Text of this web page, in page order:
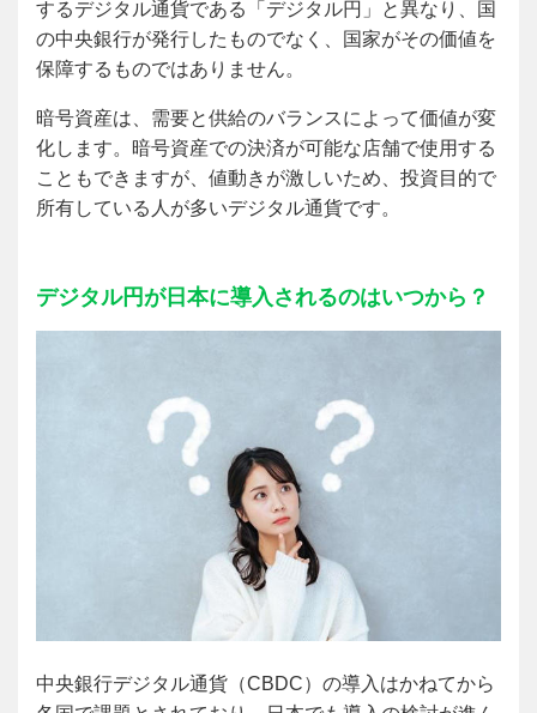
するデジタル通貨である「デジタル円」と異なり、国
の中央銀行が発行したものでなく、国家がその価値を
保障するものではありません。
暗号資産は、需要と供給のバランスによって価値が変
化します。暗号資産での決済が可能な店舗で使用する
こともできますが、値動きが激しいため、投資目的で
所有している人が多いデジタル通貨です。
デジタル円が日本に導入されるのはいつから？
中央銀行デジタル通貨（CBDC）の導入はかねてから